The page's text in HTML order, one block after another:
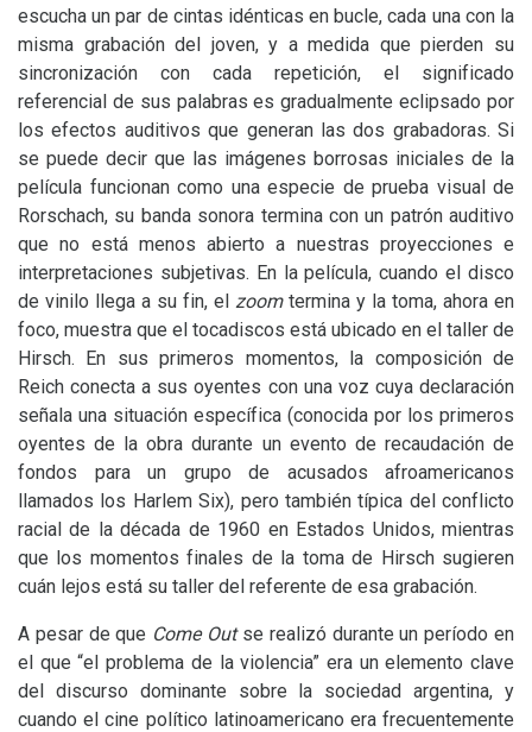
escucha un par de cintas idénticas en bucle, cada una con la
misma grabación del joven, y a medida que pierden su
sincronización con cada repetición, el significado
referencial de sus palabras es gradualmente eclipsado por
los efectos auditivos que generan las dos grabadoras. Si
se puede decir que las imágenes borrosas iniciales de la
película funcionan como una especie de prueba visual de
Rorschach, su banda sonora termina con un patrón auditivo
que no está menos abierto a nuestras proyecciones e
interpretaciones subjetivas. En la película, cuando el disco
de vinilo llega a su fin, el zoom termina y la toma, ahora en
foco, muestra que el tocadiscos está ubicado en el taller de
Hirsch. En sus primeros momentos, la composición de
Reich conecta a sus oyentes con una voz cuya declaración
señala una situación específica (conocida por los primeros
oyentes de la obra durante un evento de recaudación de
fondos para un grupo de acusados afroamericanos
llamados los Harlem Six), pero también típica del conflicto
racial de la década de 1960 en Estados Unidos, mientras
que los momentos finales de la toma de Hirsch sugieren
cuán lejos está su taller del referente de esa grabación.
A pesar de que Come Out se realizó durante un período en
el que “el problema de la violencia” era un elemento clave
del discurso dominante sobre la sociedad argentina, y
cuando el cine político latinoamericano era frecuentemente